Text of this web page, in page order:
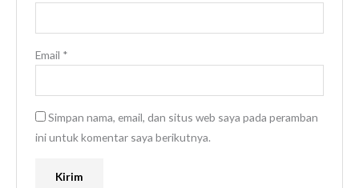
Email *
Simpan nama, email, dan situs web saya pada peramban
ini untuk komentar saya berikutnya.